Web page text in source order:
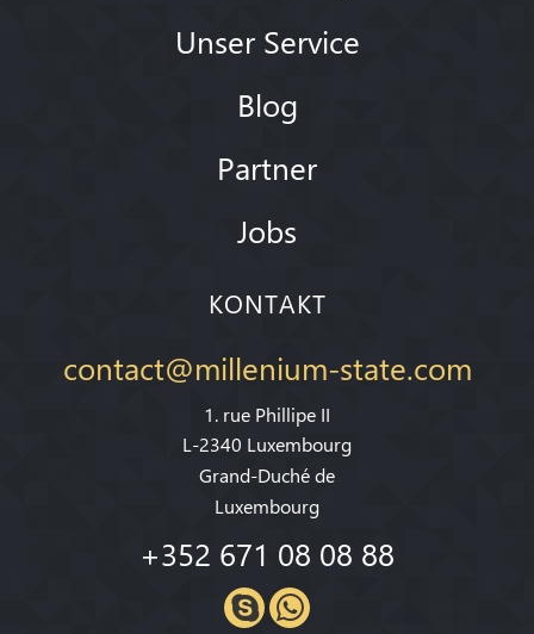
Unser Service
Blog
Partner
Jobs
KONTAKT
contact@millenium-state.com
1. rue Phillipe II
L-2340 Luxembourg
Grand-Duché de
Luxembourg
+352 671 08 08 88